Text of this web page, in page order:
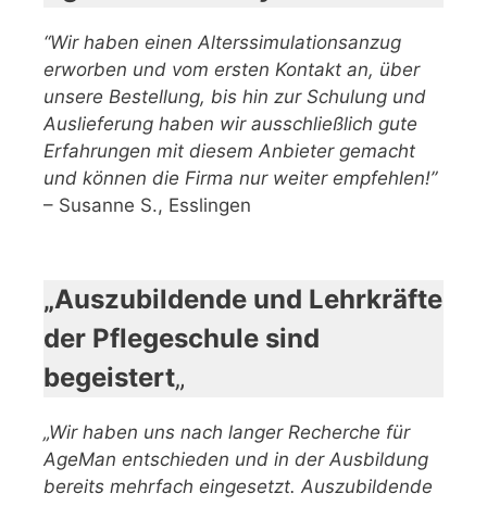
“Wir haben einen Alterssimulationsanzug
erworben und vom ersten Kontakt an, über
unsere Bestellung, bis hin zur Schulung und
Auslieferung haben wir ausschließlich gute
Erfahrungen mit diesem Anbieter gemacht
und können die Firma nur weiter empfehlen!”
– Susanne S., Esslingen
„Auszubildende und Lehrkräfte
der Pflegeschule sind
begeistert„
„Wir haben uns nach langer Recherche für
AgeMan entschieden und in der Ausbildung
bereits mehrfach eingesetzt. Auszubildende